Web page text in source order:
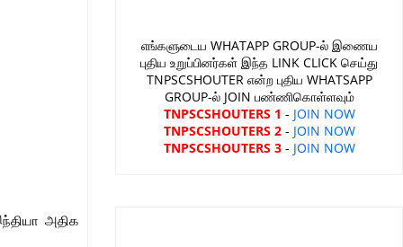
அதிக
எங்களுடைய WHATAPP GROUP-ல் இணைய
புதிய உறுப்பினர்கள் இந்த LINK CLICK செய்து
TNPSCSHOUTER என்ற புதிய WHATSAPP
GROUP-ல் JOIN பண்ணிகொள்ளவும்
TNPSCSHOUTERS 1 - JOIN NOW
TNPSCSHOUTERS 2- JOIN NOW
TNPSCSHOUTERS 3- JOIN NOW